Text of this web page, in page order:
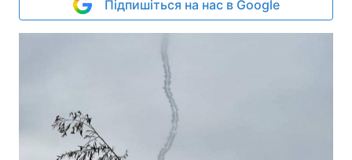
Підпишіться на нас в Google